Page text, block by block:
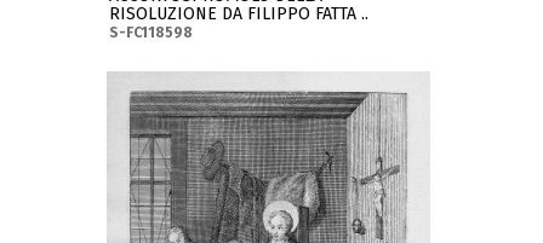
RISOLUZIONE DA FILIPPO FATTA ..
S-FC118598